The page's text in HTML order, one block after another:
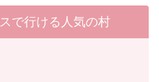
で行ける人気の村